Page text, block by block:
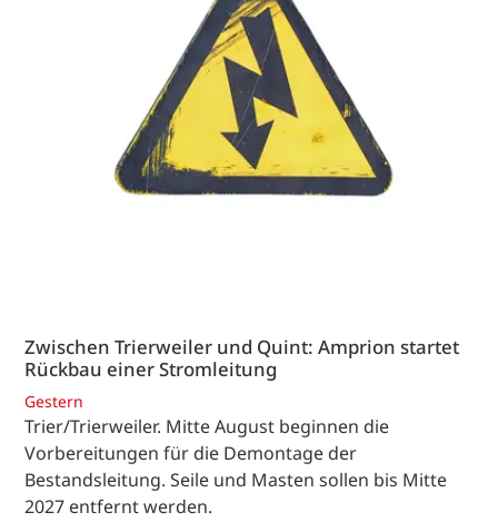
Zwischen Trierweiler und Quint: Amprion startet
Rückbau einer Stromleitung
Gestern
Trier/Trierweiler. Mitte August beginnen die
Vorbereitungen für die Demontage der
Bestandsleitung. Seile und Masten sollen bis Mitte
2027 entfernt werden.